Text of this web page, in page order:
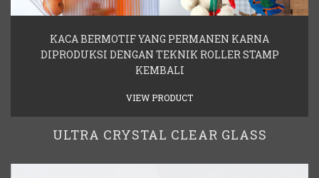
KACA BERMOTIF YANG PERMANEN KARNA
DIPRODUKSI DENGAN TEKNIK ROLLER STAMP
KEMBALI
VIEW PRODUCT
ULTRA CRYSTAL CLEAR GLASS